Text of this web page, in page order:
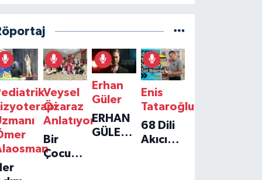
Veysel
Özaraz
Anlatıyor
Bir
Çocuğun
Erhan
Güler
ERHAN
GÜLER'IN
Enis
Tataroğlu
68 Dili
Akıcı